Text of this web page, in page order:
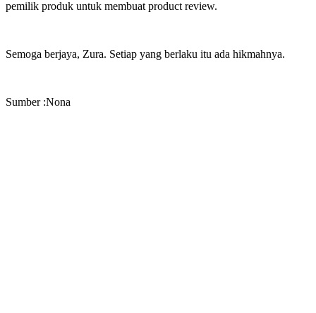
pemilik produk untuk membuat product review.
Semoga berjaya, Zura. Setiap yang berlaku itu ada hikmahnya.
Sumber :Nona